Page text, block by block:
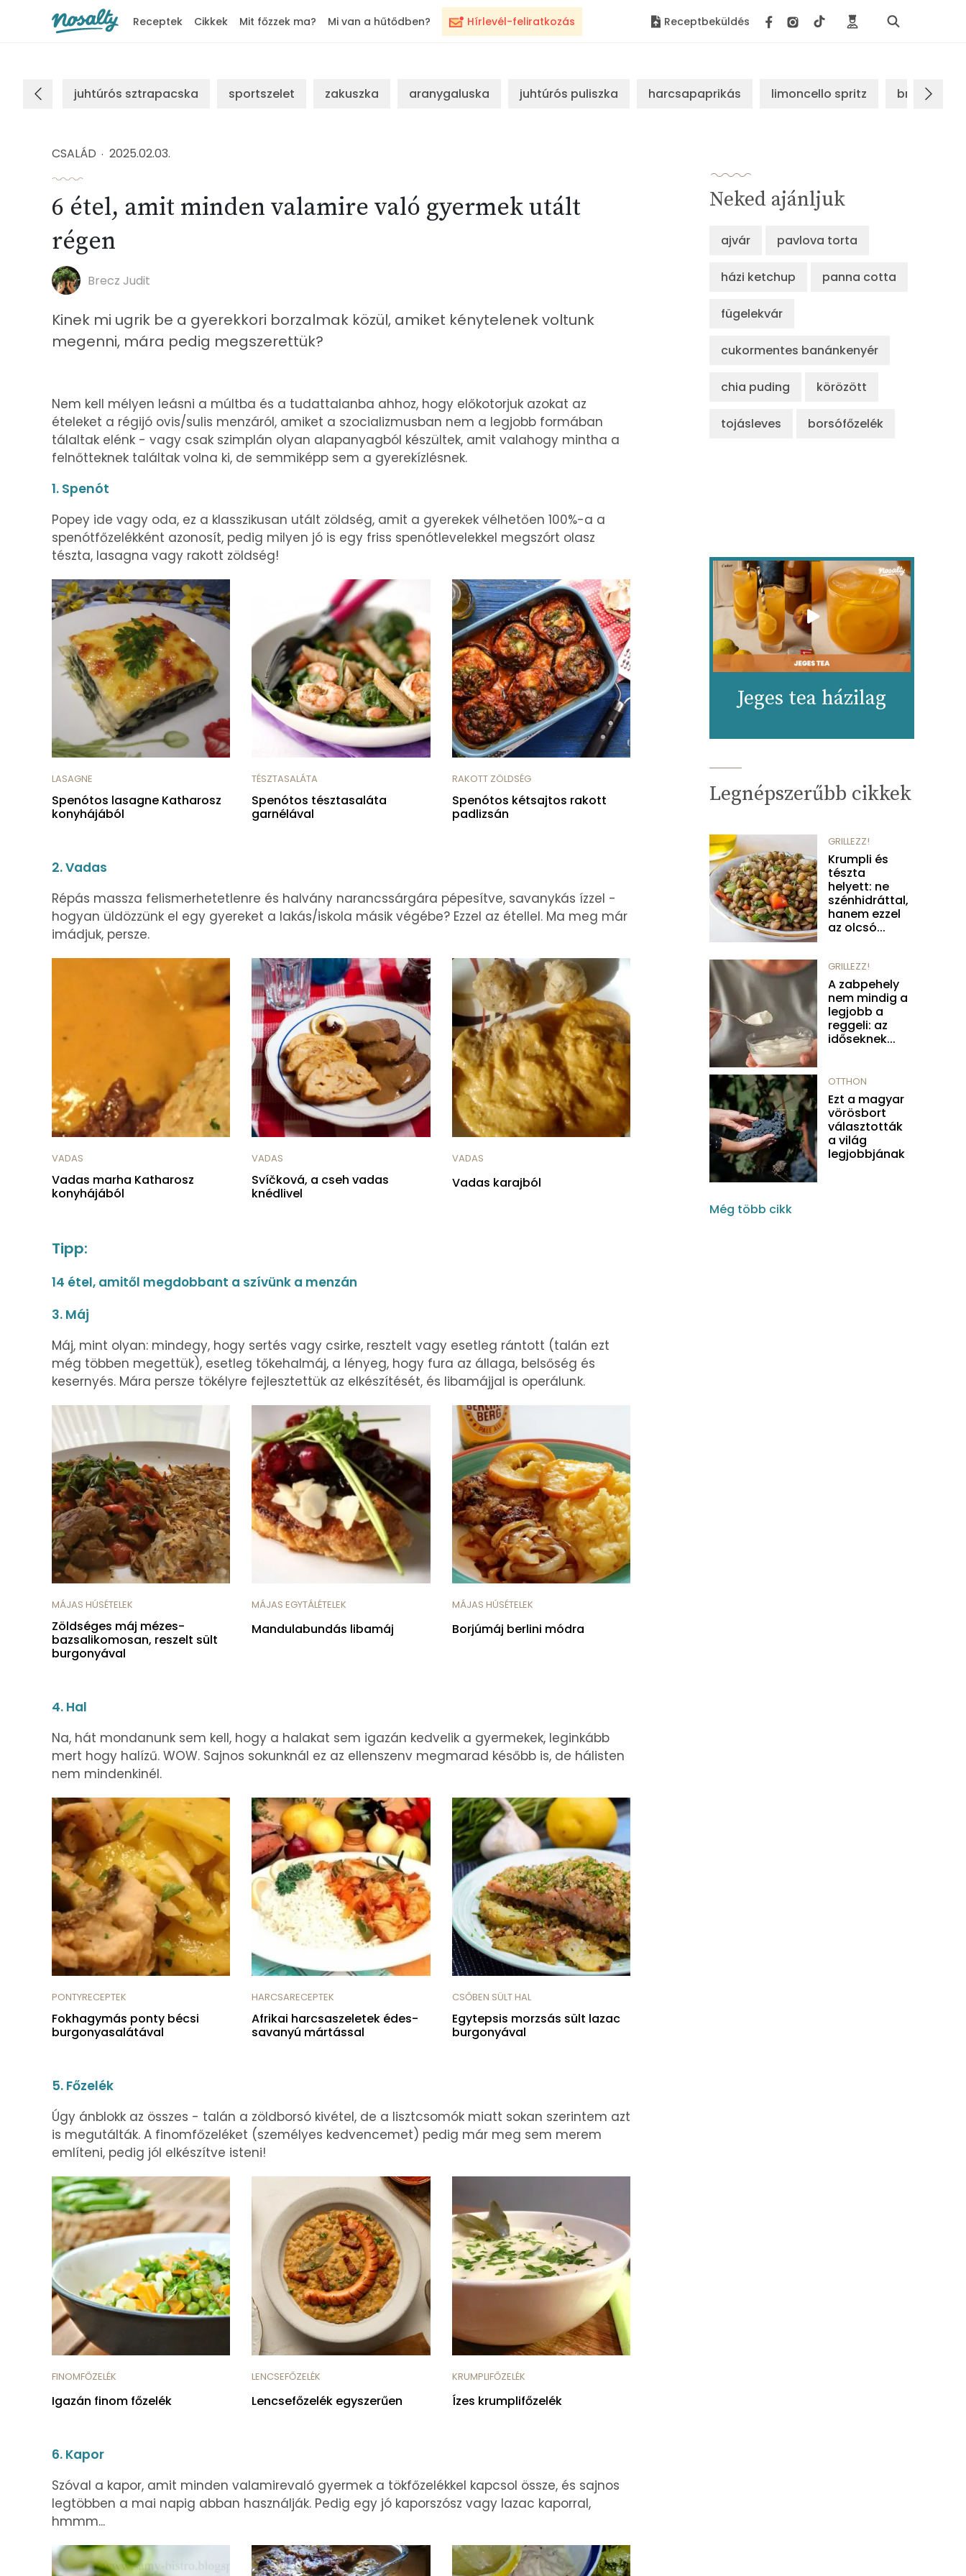
Hírlevél-feliratkozás
Receptek Cikkek Mit főzzek ma? Mi van a hűtődben? Receptbeküldés
juhtúrós sztrapacska sportszelet zakuszka aranygaluska juhtúrós puliszka harcsapaprikás limoncello spritz brassói
CSALÁD 2025.02.03.
6 étel, amit minden valamire való gyermek utált
régen
Brecz Judit
Kinek mi ugrik be a gyerekkori borzalmak közül, amiket kénytelenek voltunk
megenni, mára pedig megszerettük?
Nem kell mélyen leásni a múltba és a tudattalanba ahhoz, hogy előkotorjuk azokat az
ételeket a régijó ovis/sulis menzáról, amiket a szocializmusban nem a legjobb formában
tálaltak elénk - vagy csak szimplán olyan alapanyagból készültek, amit valahogy mintha a
felnőtteknek találtak volna ki, de semmiképp sem a gyerekízlésnek.
1. Spenót
Popey ide vagy oda, ez a klasszikusan utált zöldség, amit a gyerekek vélhetően 100%-a a
spenótfőzelékként azonosít, pedig milyen jó is egy friss spenótlevelekkel megszórt olasz
tészta, lasagna vagy rakott zöldség!
LASAGNE
Spenótos lasagne Katharosz
konyhájából
TÉSZTASALÁTA
Spenótos tésztasaláta
garnélával
RAKOTT ZÖLDSÉG
Spenótos kétsajtos rakott
padlizsán
2. Vadas
Répás massza felismerhetetlenre és halvány narancssárgára pépesítve, savanykás ízzel -
hogyan üldözzünk el egy gyereket a lakás/iskola másik végébe? Ezzel az étellel. Ma meg már
imádjuk, persze.
VADAS
Vadas marha Katharosz
konyhájából
VADAS
Svíčková, a cseh vadas
knédlivel
VADAS
Vadas karajból
Tipp:
14 étel, amitől megdobbant a szívünk a menzán
3. Máj
Máj, mint olyan: mindegy, hogy sertés vagy csirke, resztelt vagy esetleg rántott (talán ezt
még többen megettük), esetleg tőkehalmáj, a lényeg, hogy fura az állaga, belsőség és
kesernyés. Mára persze tökélyre fejlesztettük az elkészítését, és libamájjal is operálunk.
MÁJAS HÚSÉTELEK
Zöldséges máj mézes-
bazsalikomosan, reszelt sült
burgonyával
MÁJAS EGYTÁLÉTELEK
Mandulabundás libamáj
MÁJAS HÚSÉTELEK
Borjúmáj berlini módra
4. Hal
Na, hát mondanunk sem kell, hogy a halakat sem igazán kedvelik a gyermekek, leginkább
mert hogy halízű. WOW. Sajnos sokunknál ez az ellenszenv megmarad később is, de hálisten
nem mindenkinél.
PONTYRECEPTEK
Fokhagymás ponty bécsi
burgonyasalátával
HARCSARECEPTEK
Afrikai harcsaszeletek édes-
savanyú mártással
CSŐBEN SÜLT HAL
Egytepsis morzsás sült lazac
burgonyával
5. Főzelék
Úgy ánblokk az összes - talán a zöldborsó kivétel, de a lisztcsomók miatt sokan szerintem azt
is megutálták. A finomfőzeléket (személyes kedvencemet) pedig már meg sem merem
említeni, pedig jól elkészítve isteni!
FINOMFŐZELÉK
Igazán finom főzelék
LENCSEFŐZELÉK
Lencsefőzelék egyszerűen
KRUMPLIFŐZELÉK
Ízes krumplifőzelék
6. Kapor
Szóval a kapor, amit minden valamirevaló gyermek a tökfőzelékkel kapcsol össze, és sajnos
legtöbben a mai napig abban használják. Pedig egy jó kaporszósz vagy lazac kaporral,
hmmm...
Neked ajánljuk
ajvár pavlova torta
házi ketchup panna cotta
fügelekvár
cukormentes banánkenyér
chia puding körözött
tojásleves borsófőzelék
Jeges tea házilag
Legnépszerűbb cikkek
GRILLEZZ!
Krumpli és
tészta
helyett: ne
szénhidráttal,
hanem ezzel
az olcsó...
GRILLEZZ!
A zabpehely
nem mindig a
legjobb a
reggeli: az
időseknek...
OTTHON
Ezt a magyar
vörösbort
választották
a világ
legjobbjának
Még több cikk